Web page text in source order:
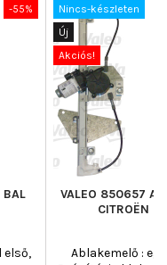
-55%
BAL
első,
Nincs-készleten
Új
Akciós!
VALEO 850657
CITROËN
Ablakemelő :